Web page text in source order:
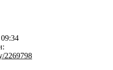
2269798